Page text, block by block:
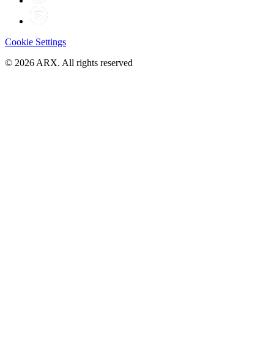
Cookie Settings
© 2026 ARX. All rights reserved